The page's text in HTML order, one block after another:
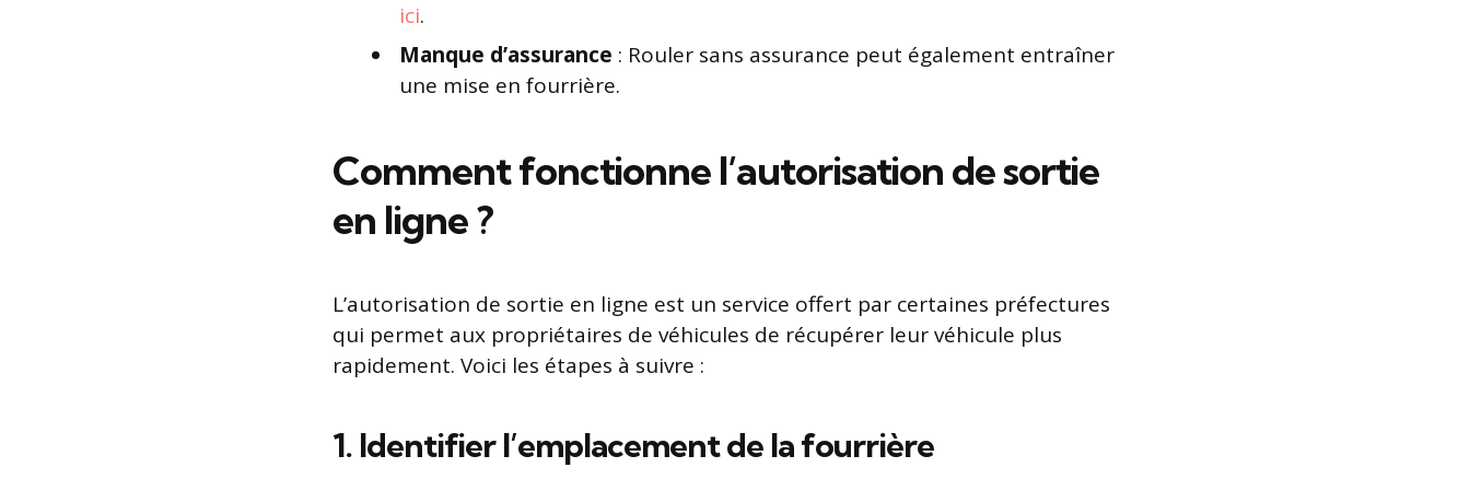
ici.
Manque d’assurance : Rouler sans assurance peut également entraîner
une mise en fourrière.
Comment fonctionne l’autorisation de sortie
en ligne ?
L’autorisation de sortie en ligne est un service offert par certaines préfectures
qui permet aux propriétaires de véhicules de récupérer leur véhicule plus
rapidement. Voici les étapes à suivre :
1. Identifier l’emplacement de la fourrière